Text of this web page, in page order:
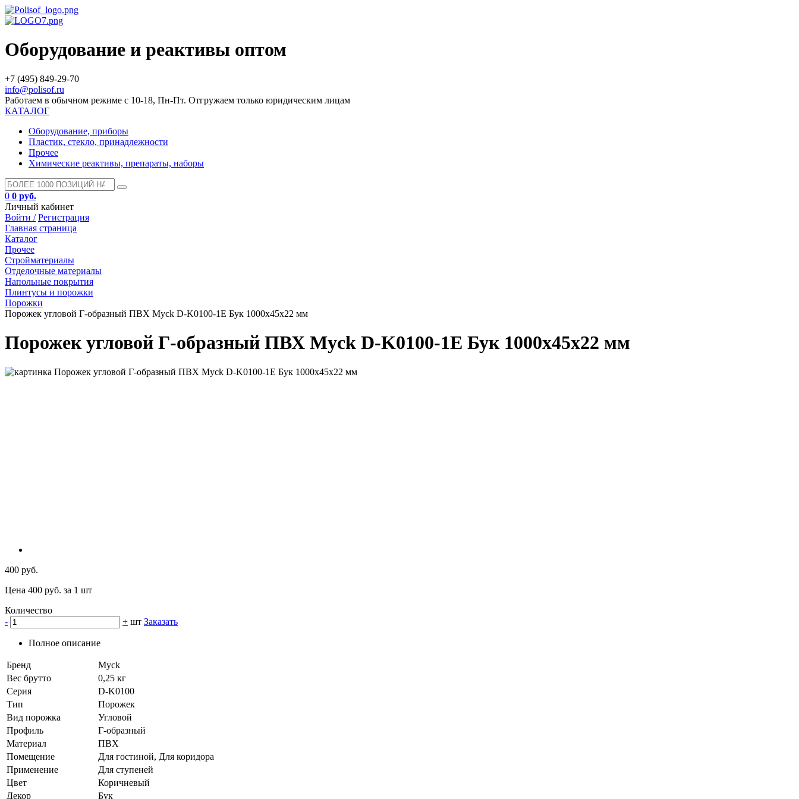
Оборудование и реактивы оптом
+7 (495) 849-29-70
info@polisof.ru
Работаем в обычном режиме с 10-18, Пн-Пт. Отгружаем только юридическим лицам
КАТАЛОГ
Оборудование, приборы
Пластик, стекло, принадлежности
Прочее
Химические реактивы, препараты, наборы
0 0 руб.
Личный кабинет
Войти / Регистрация
Главная страница
Каталог
Прочее
Стройматериалы
Отделочные материалы
Напольные покрытия
Плинтусы и порожки
Порожки
Порожек угловой Г-образный ПВХ Myck D-K0100-1Е Бук 1000х45х22 мм
Порожек угловой Г-образный ПВХ Myck D-K0100-1Е Бук 1000х45х22 мм
400 руб.
Цена 400 руб. за 1 шт
Количество
-
+ шт Заказать
Полное описание
Бренд
Myck
Вес брутто
0,25 кг
Серия
D-K0100
Тип
Порожек
Вид порожка
Угловой
Профиль
Г-образный
Материал
ПВХ
Помещение
Для гостиной, Для коридора
Применение
Для ступеней
Цвет
Коричневый
Декор
Бук